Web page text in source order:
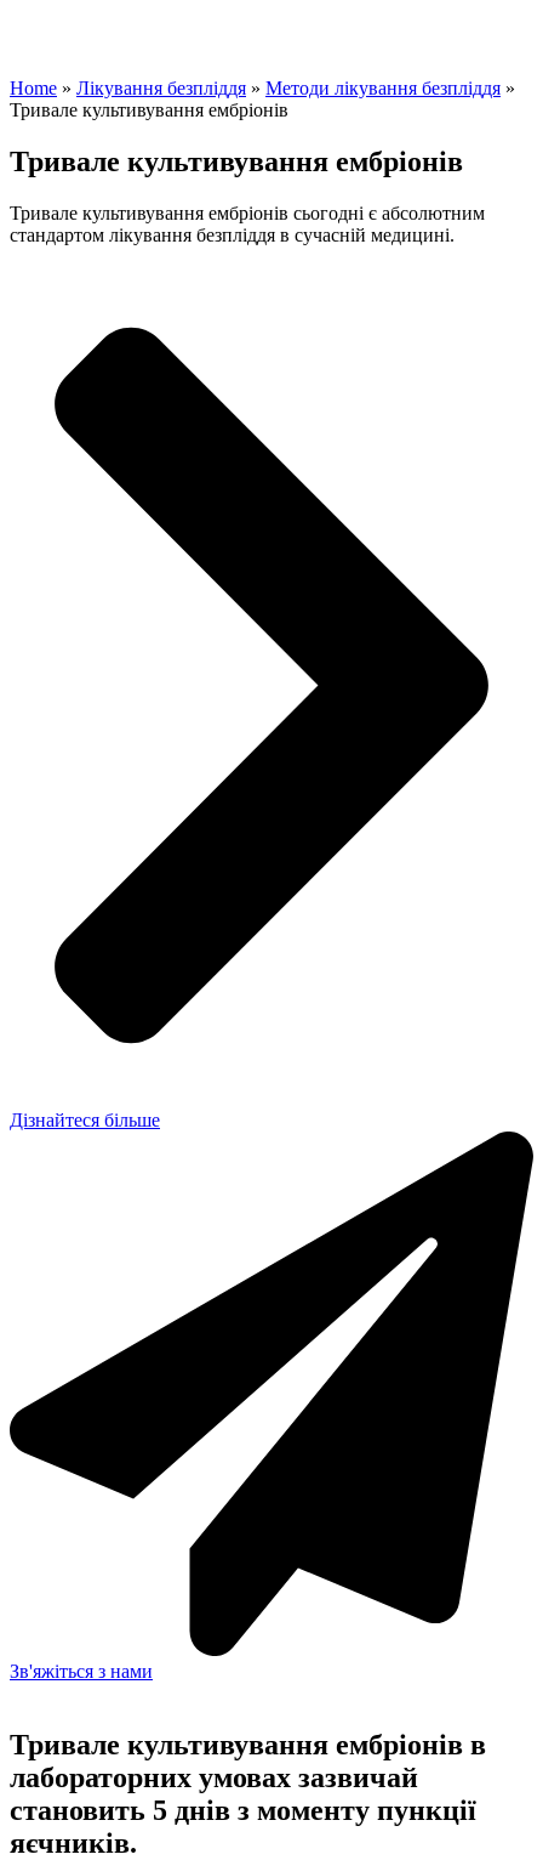
Home » Лікування безпліддя » Методи лікування безпліддя »
Тривале культивування ембріонів
Тривале культивування ембріонів
Тривале культивування ембріонів сьогодні є абсолютним
стандартом лікування безпліддя в сучасній медицині.
Дізнайтеся більше
Зв'яжіться з нами
Тривале культивування ембріонів в
лабораторних умовах зазвичай
становить 5 днів з моменту пункції
яєчників.